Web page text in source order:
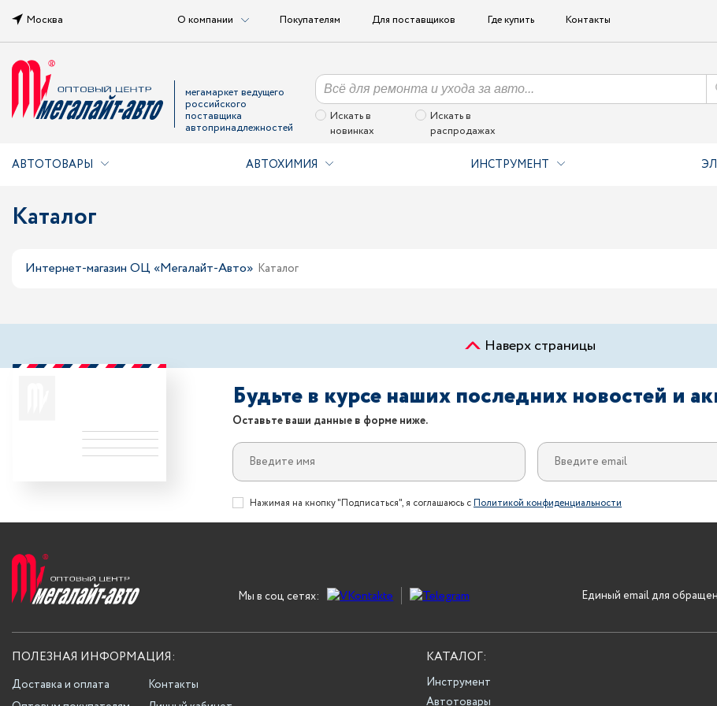
Москва О компании Покупателям Для поставщиков Где купить Контакты
мегамаркет ведущего
российского
поставщика
автопринадлежностей
Искать в
новинках
Искать в
распродажах
АВТОТОВАРЫ АВТОХИМИЯ ИНСТРУМЕНТ
Каталог
Интернет-магазин ОЦ «Мегалайт-Авто» Каталог
Наверх страницы
Будьте в курсе наших последних новостей и
Оставьте ваши данные в форме ниже.
Нажимая на кнопку "Подписаться", я соглашаюсь сПолитикой конфиденциальности
Мы в соц сетях: Единый email для
ПОЛЕЗНАЯ ИНФОРМАЦИЯ:
Доставка и оплата
Контакты
КАТАЛОГ:
Инструмент
Автотовары